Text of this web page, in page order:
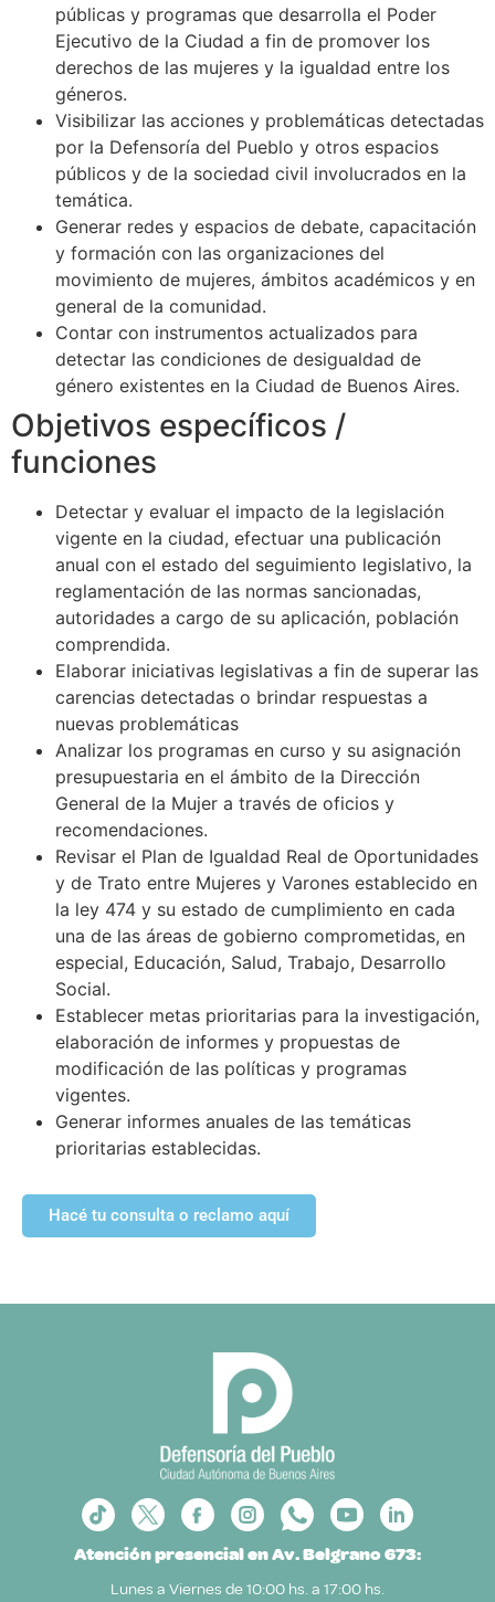
públicas y programas que desarrolla el Poder
Ejecutivo de la Ciudad a fin de promover los
derechos de las mujeres y la igualdad entre los
géneros.
Visibilizar las acciones y problemáticas detectadas
por la Defensoría del Pueblo y otros espacios
públicos y de la sociedad civil involucrados en la
temática.
Generar redes y espacios de debate, capacitación
y formación con las organizaciones del
movimiento de mujeres, ámbitos académicos y en
general de la comunidad.
Contar con instrumentos actualizados para
detectar las condiciones de desigualdad de
género existentes en la Ciudad de Buenos Aires.
Objetivos específicos /
funciones
Detectar y evaluar el impacto de la legislación
vigente en la ciudad, efectuar una publicación
anual con el estado del seguimiento legislativo, la
reglamentación de las normas sancionadas,
autoridades a cargo de su aplicación, población
comprendida.
Elaborar iniciativas legislativas a fin de superar las
carencias detectadas o brindar respuestas a
nuevas problemáticas
Analizar los programas en curso y su asignación
presupuestaria en el ámbito de la Dirección
General de la Mujer a través de oficios y
recomendaciones.
Revisar el Plan de Igualdad Real de Oportunidades
y de Trato entre Mujeres y Varones establecido en
la ley 474 y su estado de cumplimiento en cada
una de las áreas de gobierno comprometidas, en
especial, Educación, Salud, Trabajo, Desarrollo
Social.
Establecer metas prioritarias para la investigación,
elaboración de informes y propuestas de
modificación de las políticas y programas
vigentes.
Generar informes anuales de las temáticas
prioritarias establecidas.
Hacé tu consulta o reclamo aquí
Atención presencial en Av. Belgrano 673:
Lunes a Viernes de 10:00 hs. a 17:00 hs.